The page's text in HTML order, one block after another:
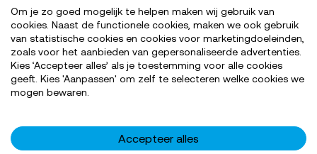
SOLLICITEER NU
Om je zo goed mogelijk te helpen maken wij gebruik van
cookies. Naast de functionele cookies, maken we ook gebruik
van statistische cookies en cookies voor marketingdoeleinden,
zoals voor het aanbieden van gepersonaliseerde advertenties.
Kies ‘Accepteer alles’ als je toestemming voor alle cookies
geeft. Kies 'Aanpassen' om zelf te selecteren welke cookies we
mogen bewaren.
Accepteer alles